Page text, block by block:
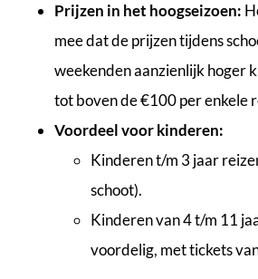
Prijzen in het hoogseizoen:
mee dat de prijzen tijdens
weekenden aanzienlijk hoger
tot boven de €100 per enkele
Voordeel voor kinderen:
Kinderen t/m 3 jaar
schoot).
Kinderen van 4 t/m 11
voordelig, met tickets